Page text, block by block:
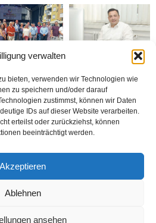
verwalten
bieten, verwenden wir Technologien wie
zu speichern und/oder darauf
zustimmst, können wir Daten
IDs auf dieser Website verarbeiten.
erteilst oder zurückziehst, können
beeinträchtigt werden.
Akzeptieren
Ablehnen
ansehen
Haftası
donduruldu
Sigortası
Yapıyoruz
sistemi ile çalışıyor